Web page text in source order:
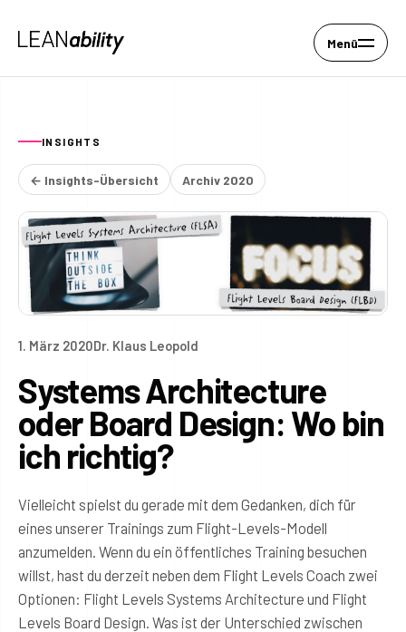
Menü
INSIGHTS
← Insights-Übersicht Archiv 2020
1. März 2020Dr. Klaus Leopold
Systems Architecture
oder Board Design: Wo bin
ich richtig?
Vielleicht spielst du gerade mit dem Gedanken, dich für
eines unserer Trainings zum Flight-Levels-Modell
anzumelden. Wenn du ein öffentliches Training besuchen
willst, hast du derzeit neben dem Flight Levels Coach zwei
Optionen: Flight Levels Systems Architecture und Flight
Levels Board Design. Was ist der Unterschied zwischen